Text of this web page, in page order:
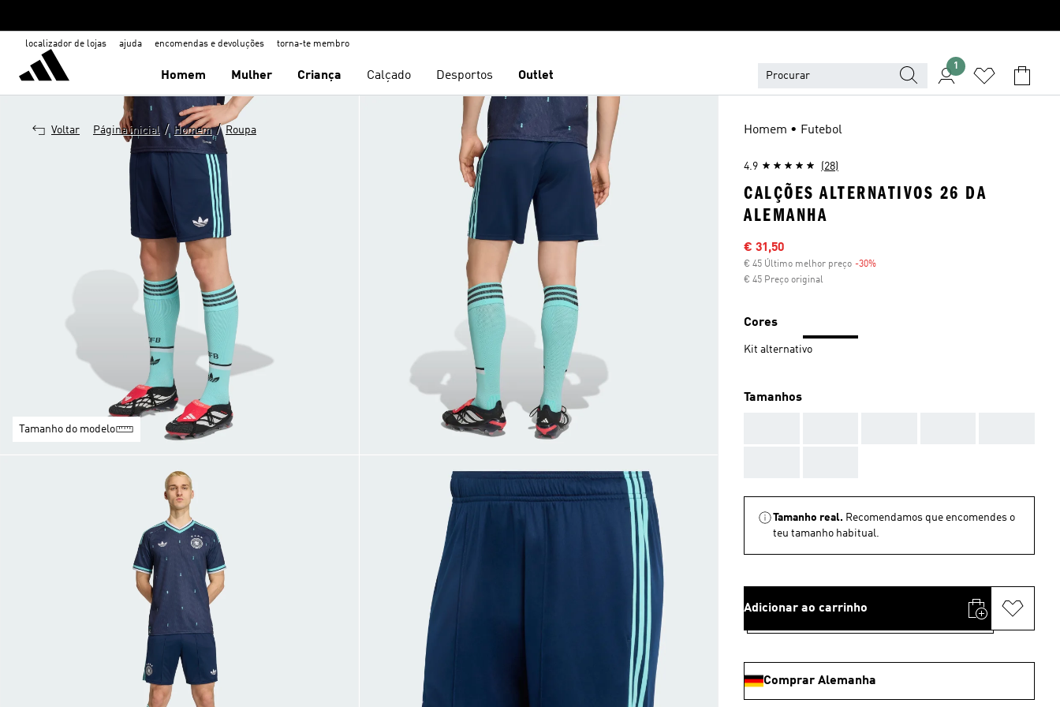
localizador de lojas ajuda encomendas e devoluções torna-te membro
Homem Mulher Criança Calçado Desportos Outlet
1
Voltar Página inicial / Homem / Roupa
Tamanho do modelo
Homem • Futebol
4.9 (28)
CALÇÕES ALTERNATIVOS 26 DA
ALEMANHA
Preço com desconto
€ 31,50
€ 45 Último melhor preço -30%
€ 45 Preço original
Cores
Kit alternativo
Tamanhos
Tamanho real. Recomendamos que encomendes o
teu tamanho habitual.
Adicionar ao carrinho
Comprar Alemanha